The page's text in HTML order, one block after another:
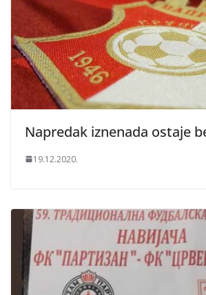
Napredak iznenada ostaje
19.12.2020.